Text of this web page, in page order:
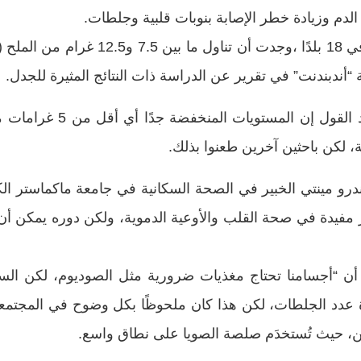
وزيادة خطر الإصابة بنوبات قلبية وجلطات.
يذهب الباحثون الذين
لكن باحثين آخرين طعنوا بذلك.
مينتي الخبير في الصحة السكانية في جامعة ماكماستر
مفيدة في صحة القلب والأوعية الدموية، ولكن دوره يمكن
“أجسامنا تحتاج مغذيات ضرورية مثل الصوديوم، لكن
عدد الجلطات، لكن هذا كان ملحوظًا بكل وضوح في